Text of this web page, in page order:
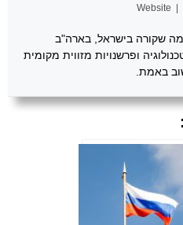
Website |
שקורה בישראל, בארה"ב
ופרשנויות מזווית מקומית
באמת.